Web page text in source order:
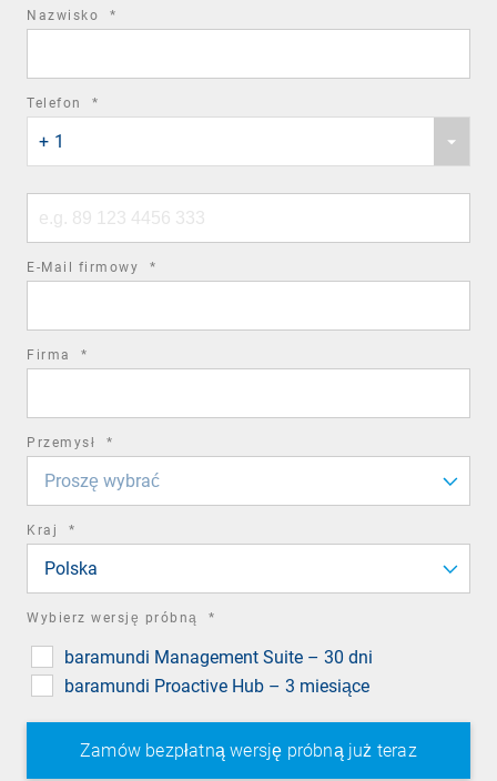
Nazwisko *
Telefon *
country
code
+ 1
number
E-Mail firmowy *
Firma *
Przemysł *
Proszę wybrać
Kraj *
Polska
Wybierz wersję próbną *
baramundi Management Suite – 30 dni
baramundi Proactive Hub – 3 miesiące